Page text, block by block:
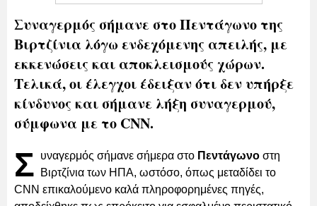
Συναγερμός σήμανε στο Πεντάγωνο της
Βιρτζίνια λόγω ενδεχόμενης απειλής, με
εκκενώσεις και αποκλεισμούς χώρων.
Τελικά, οι έλεγχοι έδειξαν ότι δεν υπήρξε
κίνδυνος και σήμανε λήξη συναγερμού,
σύμφωνα με το CNN.
Σ υναγερμός σήμανε σήμερα στο Πεντάγωνο στη
Βιρτζίνια των ΗΠΑ, ωστόσο, όπως μεταδίδει το
CNN επικαλούμενο καλά πληροφορημένες πηγές,